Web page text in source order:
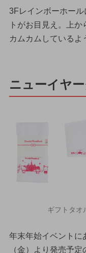
3Fレインボーホー
トがお目見え。上
カムカムしているよ
ニューイヤ
ギフトタオ
年末年始イベント
（金）より発売予